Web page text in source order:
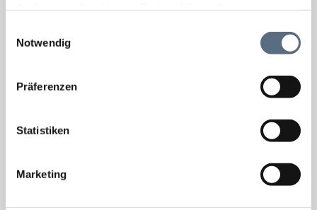
zusammen, die Sie ihnen bereitgestellt haben oder die
sie im Rahmen Ihrer Nutzung der Dienste gesammelt
Notwendig
Präferenzen
Statistiken
Marketing